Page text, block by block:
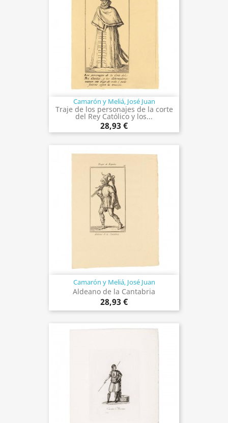
Camarón y Meliá, José Juan
Traje de los personajes de la corte
del Rey Católico y los...
28,93 €
Camarón y Meliá, José Juan
Aldeano de la Cantabria
28,93 €